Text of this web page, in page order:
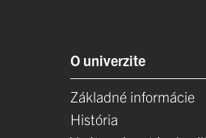
O univerzite
Základné informácie
História